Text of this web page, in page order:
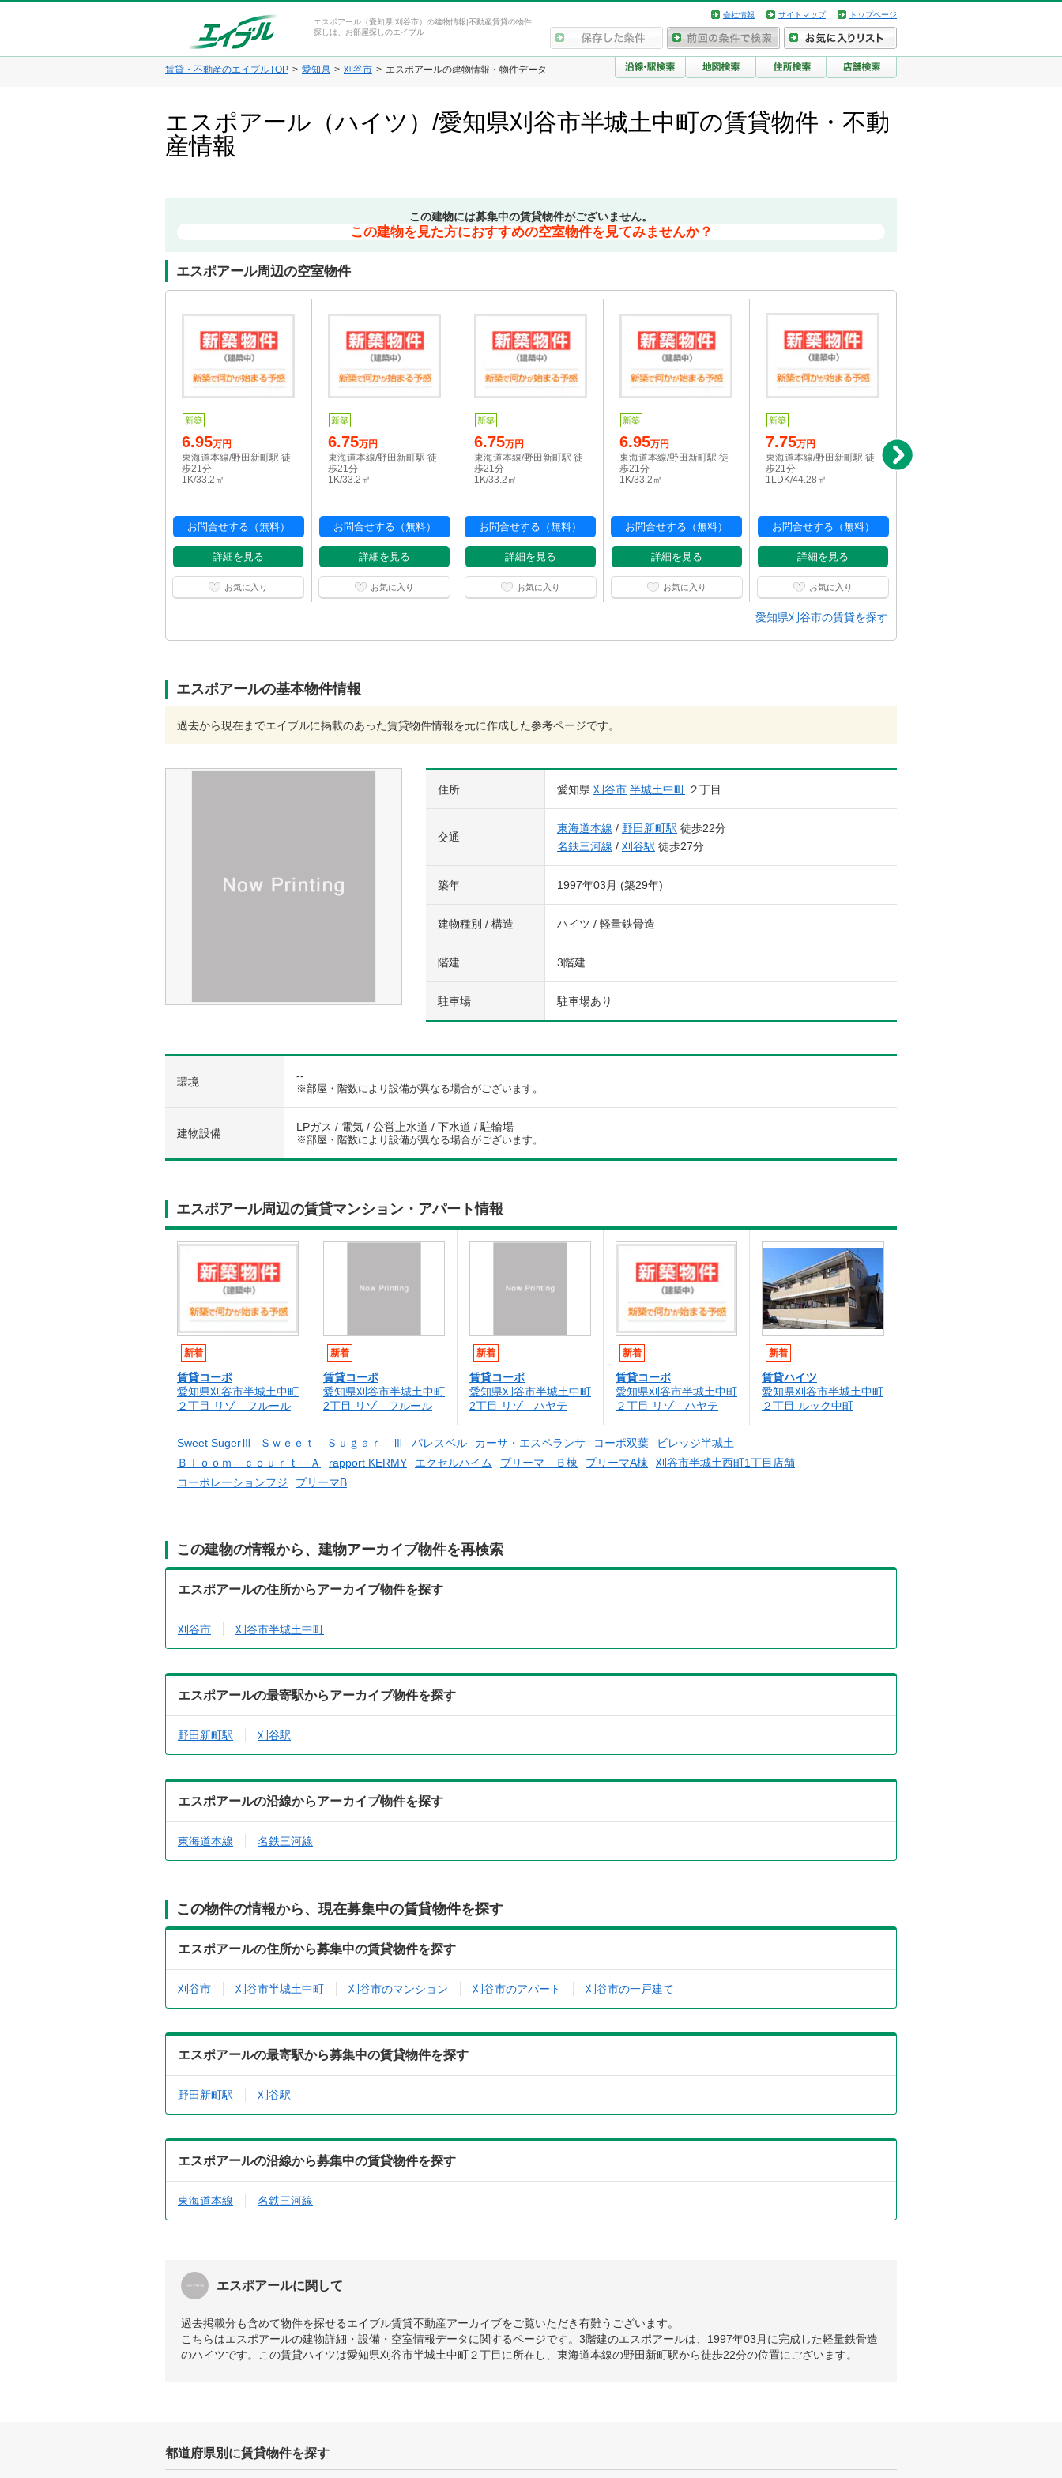
エスポアール（愛知県 刈谷市）の建物情報|不動産賃貸の物件
探しは、お部屋探しのエイブル
会社情報 サイトマップ トップページ
賃貸・不動産のエイブルTOP 愛知県 刈谷市 エスポアールの建物情報・物件データ
エスポアール（ハイツ）/愛知県刈谷市半城土中町の賃貸物件・不動
産情報
この建物には募集中の賃貸物件がございません。
この建物を見た方におすすめの空室物件を見てみませんか？
エスポアール周辺の空室物件
新築
6.95万円
東海道本線/野田新町駅 徒
歩21分
1K/33.2㎡
お問合せする（無料）
詳細を見る
お気に入り
新築
6.75万円
東海道本線/野田新町駅 徒
歩21分
1K/33.2㎡
お問合せする（無料）
詳細を見る
お気に入り
新築
6.75万円
東海道本線/野田新町駅 徒
歩21分
1K/33.2㎡
お問合せする（無料）
詳細を見る
お気に入り
新築
6.95万円
東海道本線/野田新町駅 徒
歩21分
1K/33.2㎡
お問合せする（無料）
詳細を見る
お気に入り
新築
7.75万円
東海道本線/野田新町駅 徒
歩21分
1LDK/44.28㎡
お問合せする（無料）
詳細を見る
お気に入り
東海道本線/野田新町駅 徒
愛知県刈谷市の賃貸を探す
エスポアールの基本物件情報
過去から現在までエイブルに掲載のあった賃貸物件情報を元に作成した参考ページです。
住所 愛知県 刈谷市 半城土中町 ２丁目
交通
東海道本線 / 野田新町駅 徒歩22分
名鉄三河線 / 刈谷駅 徒歩27分
築年 1997年03月 (築29年)
建物種別 / 構造 ハイツ / 軽量鉄骨造
階建 3階建
駐車場 駐車場あり
環境 --
※部屋・階数により設備が異なる場合がございます。
建物設備 LPガス / 電気 / 公営上水道 / 下水道 / 駐輪場
※部屋・階数により設備が異なる場合がございます。
エスポアール周辺の賃貸マンション・アパート情報
新着
賃貸コーポ
愛知県刈谷市半城土中町
２丁目 リゾ フルール
新着
賃貸コーポ
愛知県刈谷市半城土中町
2丁目 リゾ フルール
新着
賃貸コーポ
愛知県刈谷市半城土中町
2丁目 リゾ ハヤテ
新着
賃貸コーポ
愛知県刈谷市半城土中町
２丁目 リゾ ハヤテ
新着
賃貸ハイツ
愛知県刈谷市半城土中町
２丁目 ルック中町
Sweet SugerⅢ Ｓｗｅｅｔ Ｓｕｇａｒ Ⅲ パレスベル カーサ・エスペランサ コーポ双葉
ビレッジ半城土
Ｂｌｏｏｍ ｃｏｕｒｔ Ａ
rapport KERMY エクセルハイム プリーマ Ｂ棟 プリーマA棟
刈谷市半城土西町1丁目店舗
コーポレーションフジ
プリーマB
この建物の情報から、建物アーカイブ物件を再検索
エスポアールの住所からアーカイブ物件を探す
刈谷市 刈谷市半城土中町
エスポアールの最寄駅からアーカイブ物件を探す
野田新町駅 刈谷駅
エスポアールの沿線からアーカイブ物件を探す
東海道本線 名鉄三河線
この物件の情報から、現在募集中の賃貸物件を探す
エスポアールの住所から募集中の賃貸物件を探す
刈谷市 刈谷市半城土中町 刈谷市のマンション 刈谷市のアパート 刈谷市の一戸建て
エスポアールの最寄駅から募集中の賃貸物件を探す
野田新町駅 刈谷駅
エスポアールの沿線から募集中の賃貸物件を探す
東海道本線 名鉄三河線
エスポアールに関して
過去掲載分も含めて物件を探せるエイブル賃貸不動産アーカイブをご覧いただき有難うございます。
こちらはエスポアールの建物詳細・設備・空室情報データに関するページです。3階建のエスポアールは、1997年03月に完成した軽量鉄骨造
のハイツです。この賃貸ハイツは愛知県刈谷市半城土中町２丁目に所在し、東海道本線の野田新町駅から徒歩22分の位置にございます。
都道府県別に賃貸物件を探す